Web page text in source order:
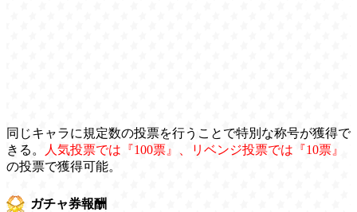
同じキャラに規定数の投票を行うことで特別な称号が獲得で
きる。
人気投票では『100票』、リベンジ投票では『10票』
の投票で獲得可能。
ガチャ券報酬